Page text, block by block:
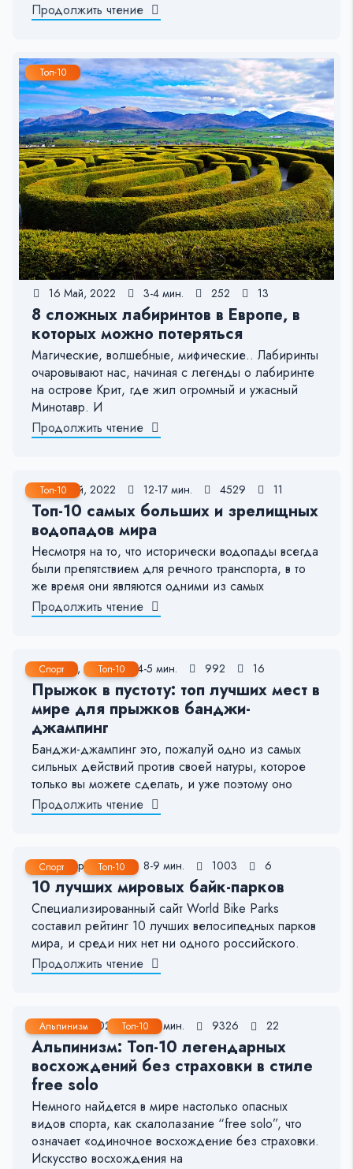
Продолжить чтение
Топ-10
16 Май, 2022 3-4 мин. 252 13
8 сложных лабиринтов в Европе, в
которых можно потеряться
Магические, волшебные, мифические.. Лабиринты
очаровывают нас, начиная с легенды о лабиринте
на острове Крит, где жил огромный и ужасный
Минотавр. И
Продолжить чтение
Топ-10
16 Май, 2022 12-17 мин. 4529 11
Топ-10 самых больших и зрелищных
водопадов мира
Несмотря на то, что исторически водопады всегда
были препятствием для речного транспорта, в то
же время они являются одними из самых
Продолжить чтение
Спорт Топ-10
7 Май, 2022 4-5 мин. 992 16
Прыжок в пустоту: топ лучших мест в
мире для прыжков банджи-
джампинг
Банджи-джампинг это, пожалуй одно из самых
сильных действий против своей натуры, которое
только вы можете сделать, и уже поэтому оно
Продолжить чтение
Спорт Топ-10
26 Апр, 2022 8-9 мин. 1003 6
10 лучших мировых байк-парков
Специализированный сайт World Bike Parks
составил рейтинг 10 лучших велосипедных парков
мира, и среди них нет ни одного российского.
Продолжить чтение
Альпинизм Топ-10
30 Дек, 2021 8-9 мин. 9326 22
Альпинизм: Топ-10 легендарных
восхождений без страховки в стиле
free solo
Немного найдется в мире настолько опасных
видов спорта, как скалолазание “free solo”, что
означает «одиночное восхождение без страховки.
Искусство восхождения на